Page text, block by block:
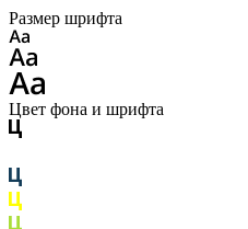
Размер шрифта
Цвет фона и шрифта